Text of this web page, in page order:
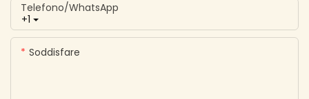
+1
Telefono/WhatsApp
Soddisfare